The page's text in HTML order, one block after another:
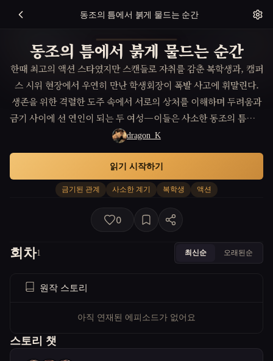
동조의 틈에서 붉게 물드는 순간
동조의 틈에서 붉게 물드는 순간
한때 최고의 액션 스타였지만 스캔들로 자취를 감춘 복학생과, 캠퍼
스 시위 현장에서 우연히 만난 학생회장이 폭발 사고에 휘말린다.
생존을 위한 격렬한 도주 속에서 서로의 상처를 이해하며 두려움과
금기 사이에 선 연인이 되는 두 여성—이들은 사소한 동조의 틈으로
세상의 규칙을 무너뜨릴 수 있을까?
dragon_K
금기된 관계 사소한 계기 복학생 액션
읽기 시작하기
0
회차1 최신순 오래된순
원작 스토리
아직 연재된 에피소드가 없어요
스토리 챗